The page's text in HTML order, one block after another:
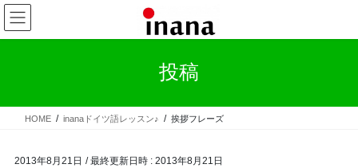
コ
ン
テ
ス
ナ
ビ
ゲ
ン
投稿
HOME inanaドイツ語レッスン♪ 挨拶フレーズ
2013年8月21日 / 最終更新日時 : 2013年8月21日